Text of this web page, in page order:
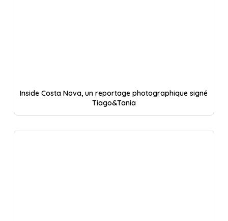
Inside Costa Nova, un reportage photographique signé
Tiago&Tania